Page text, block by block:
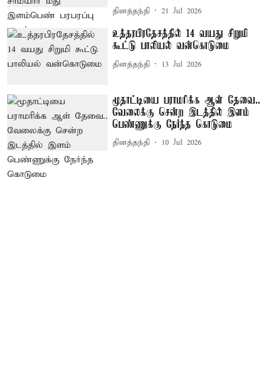
தினத்தந்தி 21 Jul 2026
உத்தரபிரதேசத்தில் 14 வயது சிறுமி
கூட்டு பாலியல் வன்கொடுமை
தினத்தந்தி 13 Jul 2026
மூதாட்டியை பராமரிக்க ஆள் தேவை..
வேலைக்கு சென்ற இடத்தில் இளம்
பெண்ணுக்கு நேர்ந்த கொடுமை
தினத்தந்தி 10 Jul 2026